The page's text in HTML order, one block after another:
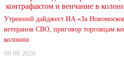
Утренний дайджест ИА «За
ветеранов СВО, приговор торговцам
колонии
08.08.2026